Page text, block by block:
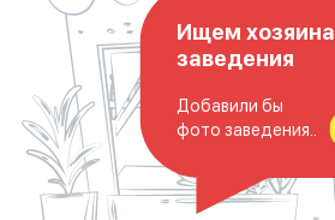
Ищем хозяина
заведения
Добавили бы
фото заведения..